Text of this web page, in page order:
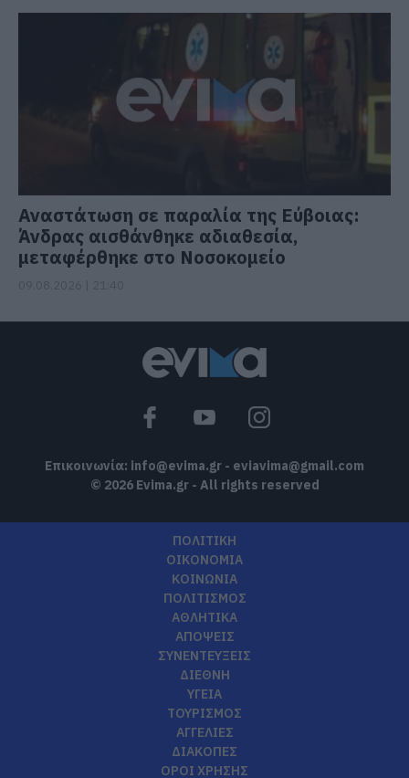
Αναστάτωση σε παραλία της Εύβοιας:
Άνδρας αισθάνθηκε αδιαθεσία,
μεταφέρθηκε στο Νοσοκομείο
Επικοινωνία: info@evima.gr - eviavima@gmail.com
© 2026 Evima.gr - All rights reserved
ΠΟΛΙΤΙΚΗ
ΟΙΚΟΝΟΜΙΑ
ΚΟΙΝΩΝΙΑ
ΠΟΛΙΤΙΣΜΟΣ
ΑΘΛΗΤΙΚΑ
ΑΠΟΨΕΙΣ
ΣΥΝΕΝΤΕΥΞΕΙΣ
ΔΙΕΘΝΗ
ΥΓΕΙΑ
ΤΟΥΡΙΣΜΟΣ
ΑΓΓΕΛΙΕΣ
ΔΙΑΚΟΠΕΣ
ΟΡΟΙ ΧΡΗΣΗΣ